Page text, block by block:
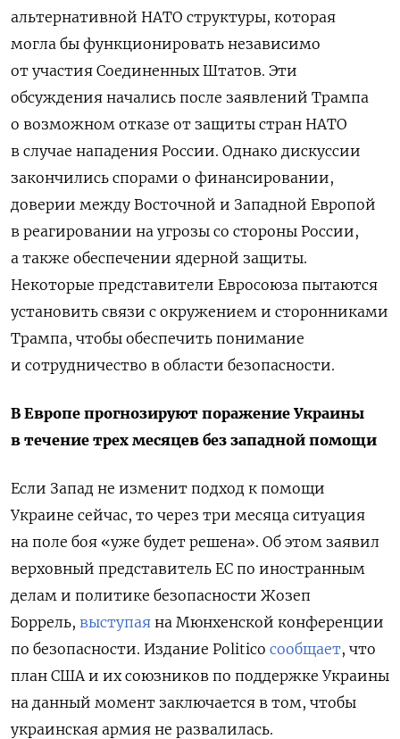
альтернативной НАТО структуры, которая
могла бы функционировать независимо
от участия Соединенных Штатов. Эти
обсуждения начались после заявлений Трампа
о возможном отказе от защиты стран НАТО
в случае нападения России. Однако дискуссии
закончились спорами о финансировании,
доверии между Восточной и Западной Европой
в реагировании на угрозы со стороны России,
а также обеспечении ядерной защиты.
Некоторые представители Евросоюза пытаются
установить связи с окружением и сторонниками
Трампа, чтобы обеспечить понимание
и сотрудничество в области безопасности.
В Европе прогнозируют поражение Украины
в течение трех месяцев без западной помощи
Если Запад не изменит подход к помощи
Украине сейчас, то через три месяца ситуация
на поле боя «уже будет решена». Об этом заявил
верховный представитель ЕС по иностранным
делам и политике безопасности Жозеп
Боррель, выступая на Мюнхенской конференции
по безопасности. Издание Politico сообщает, что
план США и их союзников по поддержке Украины
на данный момент заключается в том, чтобы
украинская армия не развалилась.